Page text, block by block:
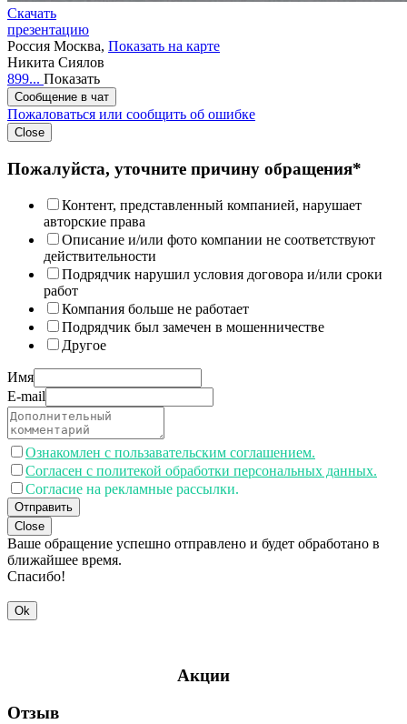
Скачать
презентацию
Россия Москва, Показать на карте
Никита Сиялов
899... Показать
Сообщение в чат
Пожаловаться или сообщить об ошибке
Close
Пожалуйста, уточните причину обращения*
Контент, представленный компанией, нарушает
авторские права
Описание и/или фото компании не соответствуют
действительности
Подрядчик нарушил условия договора и/или сроки
работ
Компания больше не работает
Подрядчик был замечен в мошенничестве
Другое
Имя
E-mail
Ознакомлен с пользавательским соглашением.
Согласен с политекой обработки персональных данных.
Согласие на рекламные рассылки.
Отправить
Close
Ваше обращение успешно отправлено и будет обработано в
ближайшее время.
Спасибо!
Ok
Акции
Отзыв